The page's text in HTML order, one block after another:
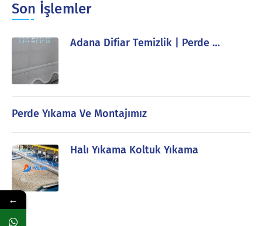
Son İşlemler
Adana Difiar Temizlik | Perde …
Perde Yıkama Ve Montajımız
Halı Yıkama Koltuk Yıkama
←